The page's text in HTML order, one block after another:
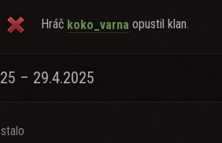
Hráč koko_varna opustil klan.
– 29.4.2025